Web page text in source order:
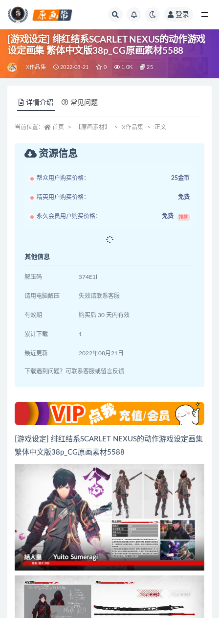
登录
[游戏设定] 绯红结系SCARLET NEXUS的动作游戏
设定画集 繁体中文版38p_CG原画素材5588
X作品集 2022-08-21 0 1.0K 25
详情介绍 常见问题
当前位置： 首页 【原画素材】 X作品集 正文
资源信息
帮众用户购买价格： 25金币
精英用户购买价格： 免费
永久会员用户购买价格： 免费 推荐
其他信息
解压码 574E1l
请用电脑解压 失效请联系客服
有效期 购买后 30 天内有效
累计下载 1
最近更新 2022年08月21日
下载遇到问题？可联系客服或留言反馈
[游戏设定] 绯红结系SCARLET NEXUS的动作游戏设定画集
繁体中文版38p_CG原画素材5588